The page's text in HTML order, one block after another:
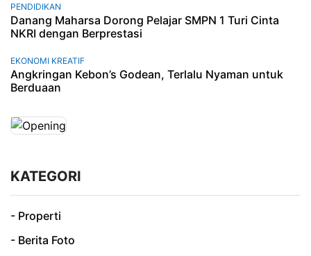
PENDIDIKAN
Danang Maharsa Dorong Pelajar SMPN 1 Turi Cinta
NKRI dengan Berprestasi
EKONOMI KREATIF
Angkringan Kebon’s Godean, Terlalu Nyaman untuk
Berduaan
KATEGORI
- Properti
- Berita Foto